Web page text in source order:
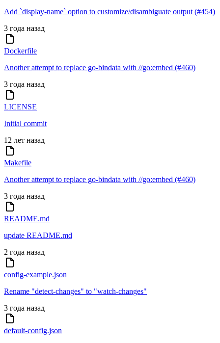
Add `display-name` option to customize/disambiguate output (#454)
3 года назад
Dockerfile
Another attempt to replace go-bindata with //go:embed (#460)
3 года назад
LICENSE
Initial commit
12 лет назад
Makefile
Another attempt to replace go-bindata with //go:embed (#460)
3 года назад
README.md
update README.md
2 года назад
config-example.json
Rename "detect-changes" to "watch-changes"
3 года назад
default-config.json